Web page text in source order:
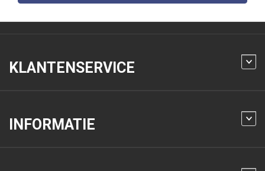
KLANTENSERVICE
INFORMATIE